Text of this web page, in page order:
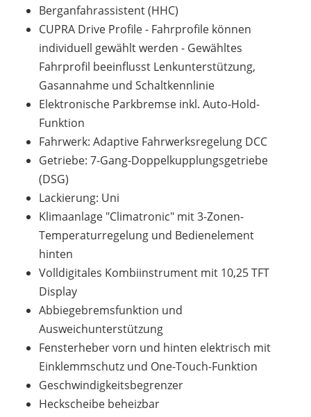
Berganfahrassistent (HHC)
CUPRA Drive Profile - Fahrprofile können
individuell gewählt werden - Gewähltes
Fahrprofil beeinflusst Lenkunterstützung,
Gasannahme und Schaltkennlinie
Elektronische Parkbremse inkl. Auto-Hold-
Funktion
Fahrwerk: Adaptive Fahrwerksregelung DCC
Getriebe: 7-Gang-Doppelkupplungsgetriebe
(DSG)
Lackierung: Uni
Klimaanlage "Climatronic" mit 3-Zonen-
Temperaturregelung und Bedienelement
hinten
Volldigitales Kombiinstrument mit 10,25 TFT
Display
Abbiegebremsfunktion und
Ausweichunterstützung
Fensterheber vorn und hinten elektrisch mit
Einklemmschutz und One-Touch-Funktion
Geschwindigkeitsbegrenzer
Heckscheibe beheizbar